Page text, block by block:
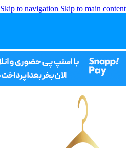
Skip to navigation Skip to main content